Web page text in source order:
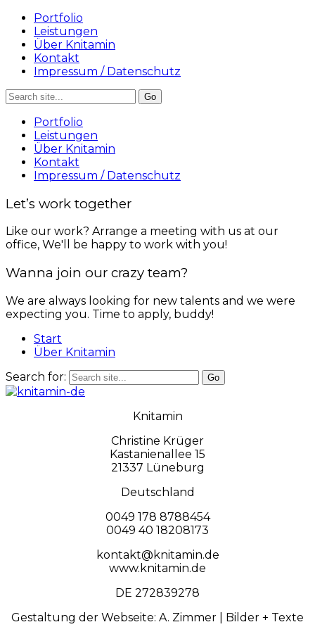
Portfolio
Leistungen
Über Knitamin
Kontakt
Impressum / Datenschutz
Portfolio
Leistungen
Über Knitamin
Kontakt
Impressum / Datenschutz
Let’s work together
Like our work? Arrange a meeting with us at our
office, We'll be happy to work with you!
Wanna join our crazy team?
We are always looking for new talents and we were
expecting you. Time to apply, buddy!
Start
Über Knitamin
Search for:
Knitamin
Christine Krüger
Kastanienallee 15
21337 Lüneburg
Deutschland
0049 178 8788454
0049 40 18208173
kontakt@knitamin.de
www.knitamin.de
DE 272839278
Gestaltung der Webseite: A. Zimmer | Bilder + Texte